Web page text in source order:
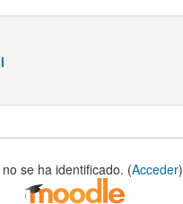
se ha identificado. (Acceder)